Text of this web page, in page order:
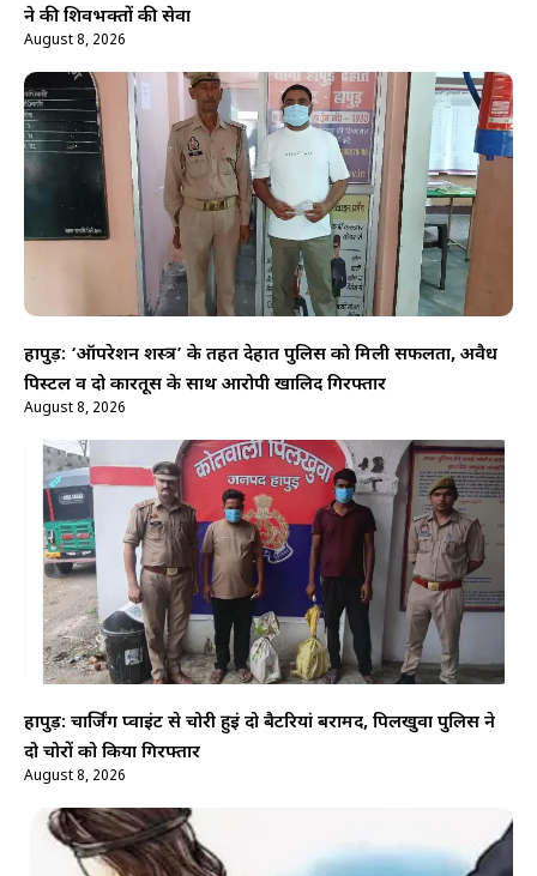
ने की शिवभक्तों की सेवा
August 8, 2026
हापुड़: ‘ऑपरेशन शस्त्र’ के तहत देहात पुलिस को मिली सफलता, अवैध
पिस्टल व दो कारतूस के साथ आरोपी खालिद गिरफ्तार
August 8, 2026
हापुड़: चार्जिंग प्वाइंट से चोरी हुईं दो बैटरियां बरामद, पिलखुवा पुलिस ने
दो चोरों को किया गिरफ्तार
August 8, 2026